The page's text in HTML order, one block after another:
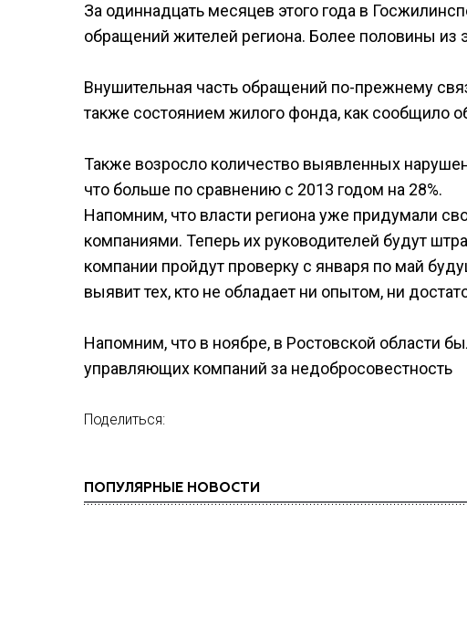
За одиннадцать месяцев этого года в
обращений жителей региона. Более половины из
Внушительная часть обращений по-прежнему
также состоянием жилого фонда, как сообщило
Также возросло количество выявленных
что больше по сравнению с 2013 годом на 28%.
Напомним, что власти региона уже придумали
компаниями. Теперь их руководителей будут
компании пройдут проверку с января по май
выявит тех, кто не обладает ни опытом, ни
Напомним, что в ноябре, в Ростовской области
управляющих компаний за недобросовестность
Поделиться:
ПОПУЛЯРНЫЕ НОВОСТИ